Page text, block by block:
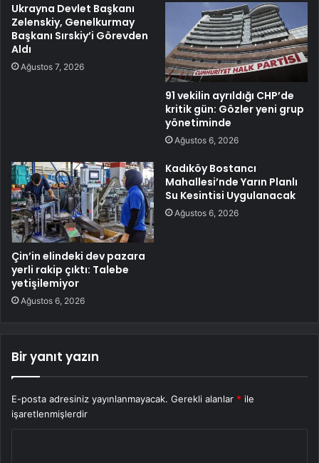
Ukrayna Devlet Başkanı
Zelenskiy, Genelkurmay
Başkanı Sırskiy’i Görevden
Aldı
Ağustos 7, 2026
91 vekilin ayrıldığı CHP’de
kritik gün: Gözler yeni grup
yönetiminde
Ağustos 6, 2026
Çin’in elindeki dev pazara
yerli rakip çıktı: Talebe
yetişilemiyor
Ağustos 6, 2026
Kadıköy Bostancı
Mahallesi’nde Yarın Planlı
Su Kesintisi Uygulanacak
Ağustos 6, 2026
Bir yanıt yazın
E-posta adresiniz yayınlanmayacak. Gerekli alanlar * ile
işaretlenmişlerdir